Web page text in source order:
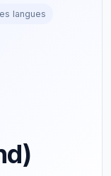
langues